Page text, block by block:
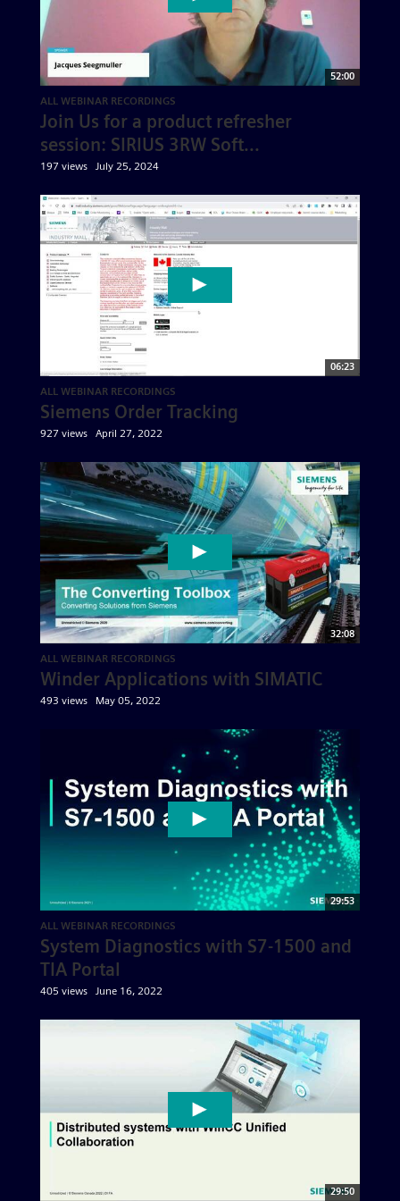
52:00
ALL WEBINAR RECORDINGS
Join Us for a product refresher
session: SIRIUS 3RW Soft...
197 views July 25, 2024
06:23
ALL WEBINAR RECORDINGS
Siemens Order Tracking
927 views April 27, 2022
32:08
ALL WEBINAR RECORDINGS
Winder Applications with SIMATIC
493 views May 05, 2022
29:53
ALL WEBINAR RECORDINGS
System Diagnostics with S7-1500 and
TIA Portal
405 views June 16, 2022
29:50